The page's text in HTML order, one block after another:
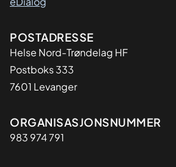
Adresse
POSTADRESSE
Helse Nord-Trøndelag HF
Postboks 333
7601 Levanger
Organisasjon
ORGANISASJONSNUMMER
983 974 791